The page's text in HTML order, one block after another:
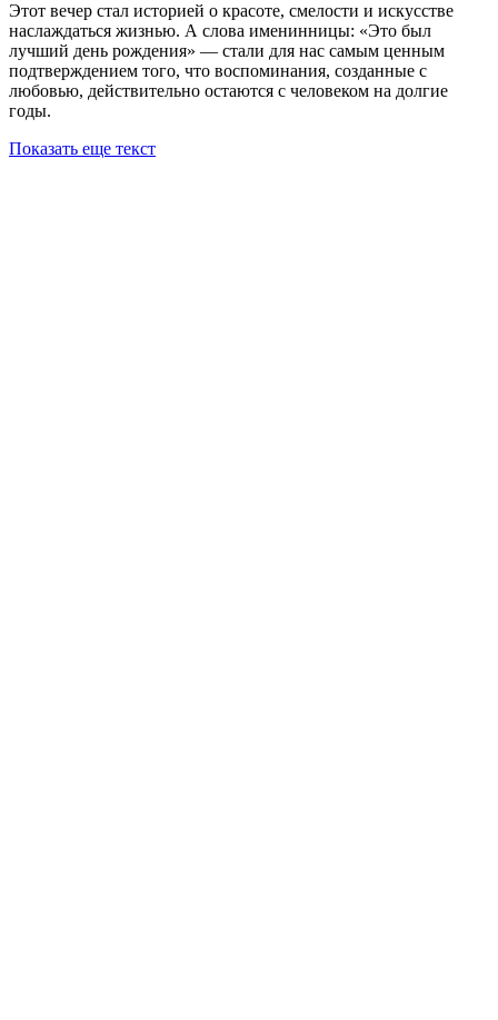
Этот вечер стал историей о красоте, смелости и искусстве
наслаждаться жизнью. А слова именинницы: «Это был
лучший день рождения» — стали для нас самым ценным
подтверждением того, что воспоминания, созданные с
любовью, действительно остаются с человеком на долгие
годы.
Показать еще текст